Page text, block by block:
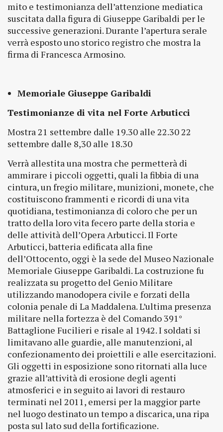
mito e testimonianza dell’attenzione mediatica
suscitata dalla figura di Giuseppe Garibaldi per le
successive generazioni. Durante l’apertura serale
verrà esposto uno storico registro che mostra la
firma di Francesca Armosino.
Memoriale Giuseppe Garibaldi
Testimonianze di vita nel Forte Arbuticci
Mostra 21 settembre dalle 19.30 alle 22.30 22
settembre dalle 8,30 alle 18.30
Verrà allestita una mostra che permetterà di
ammirare i piccoli oggetti, quali la fibbia di una
cintura, un fregio militare, munizioni, monete, che
costituiscono frammenti e ricordi di una vita
quotidiana, testimonianza di coloro che per un
tratto della loro vita fecero parte della storia e
delle attività dell’Opera Arbuticci. Il Forte
Arbuticci, batteria edificata alla fine
dell’Ottocento, oggi è la sede del Museo Nazionale
Memoriale Giuseppe Garibaldi. La costruzione fu
realizzata su progetto del Genio Militare
utilizzando manodopera civile e forzati della
colonia penale di La Maddalena. L’ultima presenza
militare nella fortezza è del Comando 391°
Battaglione Fucilieri e risale al 1942. I soldati si
limitavano alle guardie, alle manutenzioni, al
confezionamento dei proiettili e alle esercitazioni.
Gli oggetti in esposizione sono ritornati alla luce
grazie all’attività di erosione degli agenti
atmosferici e in seguito ai lavori di restauro
terminati nel 2011, emersi per la maggior parte
nel luogo destinato un tempo a discarica, una ripa
posta sul lato sud della fortificazione.